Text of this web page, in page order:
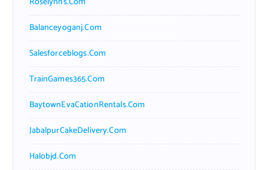
Balanceyoganj.com
Salesforceblogs.com
TrainGames365.com
BaytownEvaCationRentals.com
JabalpurCakeDelivery.com
Halobjd.com